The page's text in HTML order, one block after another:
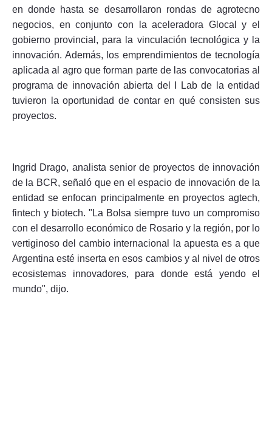
en donde hasta se desarrollaron rondas de agrotecno
negocios, en conjunto con la aceleradora Glocal y el
gobierno provincial, para la vinculación tecnológica y la
innovación. Además, los emprendimientos de tecnología
aplicada al agro que forman parte de las convocatorias al
programa de innovación abierta del I Lab de la entidad
tuvieron la oportunidad de contar en qué consisten sus
proyectos.
Ingrid Drago, analista senior de proyectos de innovación
de la BCR, señaló que en el espacio de innovación de la
entidad se enfocan principalmente en proyectos agtech,
fintech y biotech. "La Bolsa siempre tuvo un compromiso
con el desarrollo económico de Rosario y la región, por lo
vertiginoso del cambio internacional la apuesta es a que
Argentina esté inserta en esos cambios y al nivel de otros
ecosistemas innovadores, para donde está yendo el
mundo", dijo.